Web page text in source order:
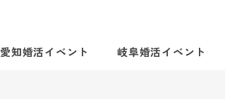
愛知婚活イベント 岐阜婚活イベント